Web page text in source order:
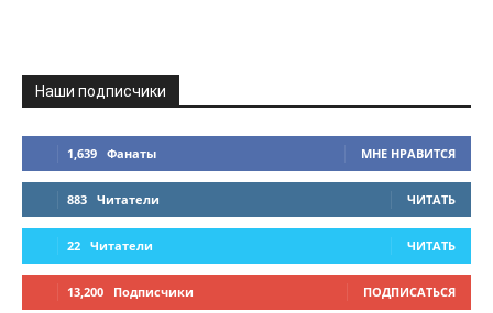
Наши подписчики
1,639 Фанаты МНЕ НРАВИТСЯ
883 Читатели ЧИТАТЬ
22 Читатели ЧИТАТЬ
13,200 Подписчики ПОДПИСАТЬСЯ